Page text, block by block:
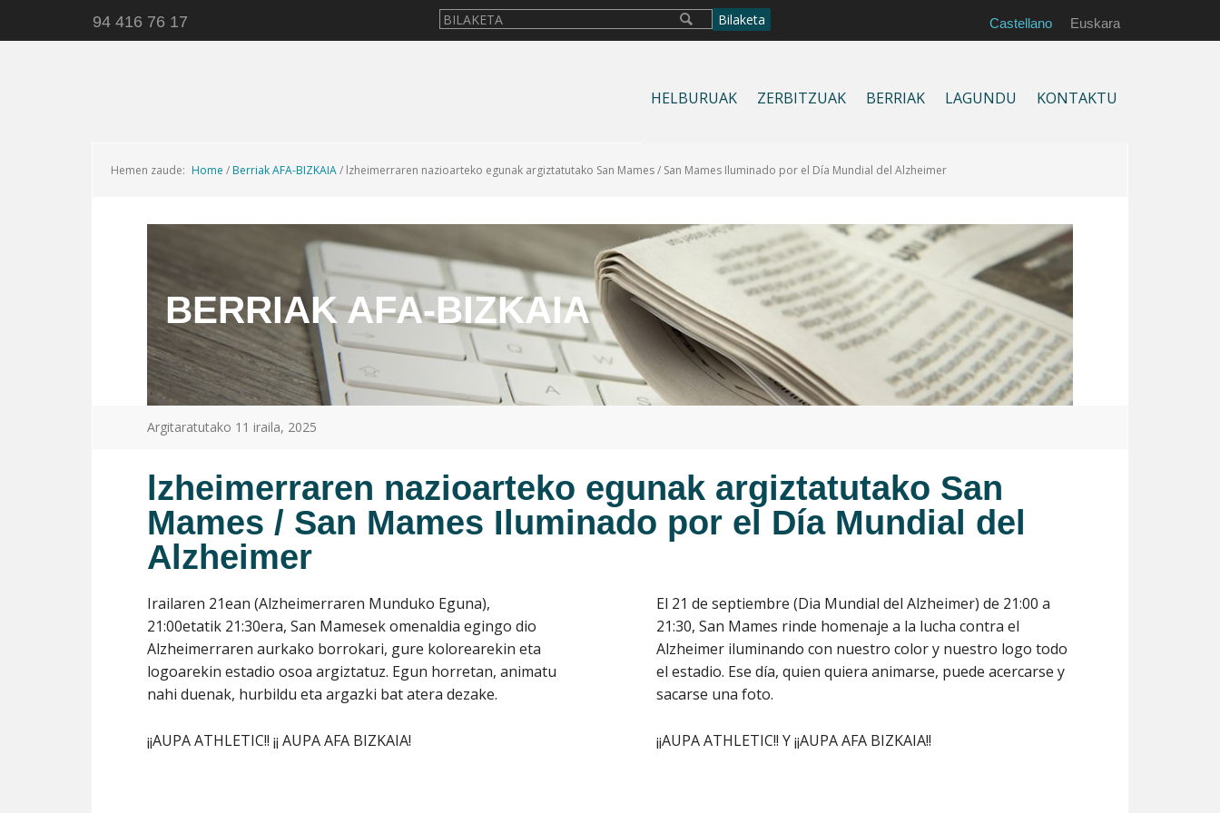
94 416 76 17 Castellano Euskara
HELBURUAK ZERBITZUAK BERRIAK LAGUNDU KONTAKTU
Hemen zaude: Home / Berriak AFA-BIZKAIA/ lzheimerraren nazioarteko egunak argiztatutako San Mames / San Mames Iluminado por el Día Mundial del Alzheimer
BERRIAK AFA-BIZKAIA
Argitaratutako 11 iraila, 2025
lzheimerraren nazioarteko egunak argiztatutako San
Mames / San Mames Iluminado por el Día Mundial del
Alzheimer
Irailaren 21ean (Alzheimerraren Munduko Eguna),
21:00etatik 21:30era, San Mamesek omenaldia egingo dio
Alzheimerraren aurkako borrokari, gure kolorearekin eta
logoarekin estadio osoa argiztatuz. Egun horretan, animatu
nahi duenak, hurbildu eta argazki bat atera dezake.
¡¡AUPA ATHLETIC!! ¡¡ AUPA AFA BIZKAIA!
El 21 de septiembre (Dia Mundial del Alzheimer) de 21:00 a
21:30, San Mames rinde homenaje a la lucha contra el
Alzheimer iluminando con nuestro color y nuestro logo todo
el estadio. Ese día, quien quiera animarse, puede acercarse y
sacarse una foto.
¡¡AUPA ATHLETIC!! Y ¡¡AUPA AFA BIZKAIA!!